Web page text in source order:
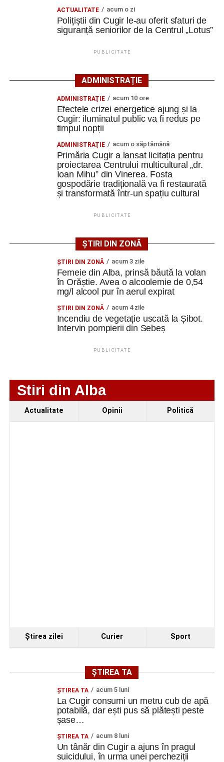
Trei profesori ai Colegiului Național „David Prodan”
Cugir și-au perfecționat competențele prin
Elon Musk: „Dacă nu faci asta ai mari șanse să
Messenger WhatsApp Twitter Email
ACTUALITATE acum o zi
Polițiștii din Cugir le-au oferit sfaturi de
siguranță seniorilor de la Centrul „Lotus”
PUBLICITATE
ADMINISTRAȚIE
ADMINISTRAŢIE acum 10 ore
Efectele crizei energetice ajung și la
Cugir: iluminatul public va fi redus pe
timpul nopții
ADMINISTRAŢIE acum o săptămână
Primăria Cugir a lansat licitația pentru
proiectarea Centrului multicultural „dr.
Ioan Mihu” din Vinerea. Fosta
gospodărie tradițională va fi restaurată
și transformată într-un spațiu cultural
PUBLICITATE
ȘTIRI DIN ZONĂ
ŞTIRI DIN ZONĂ acum 3 zile
Femeie din Alba, prinsă băută la volan
în Orăștie. Avea o alcoolemie de 0,54
mg/l alcool pur în aerul expirat
ŞTIRI DIN ZONĂ acum 4 zile
Incendiu de vegetație uscată la Șibot.
Intervin pompierii din Sebeș
PUBLICITATE
Stiri din Alba
Actualitate Opinii Politică
Ştirea zilei Curier Sport
ȘTIREA TA
ȘTIREA TA acum 5 luni
La Cugir consumi un metru cub de apă
potabilă, dar ești pus să plătești peste
șase…
ȘTIREA TA acum 8 luni
Un tânăr din Cugir a ajuns în pragul
suicidului, în urma unei percheziții